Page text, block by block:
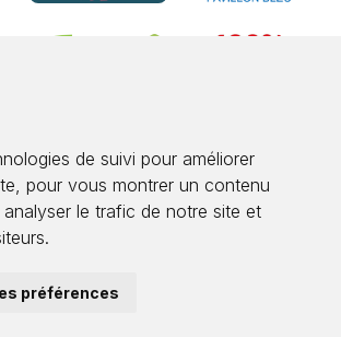
de suivi pour améliorer
pour vous montrer un contenu
le trafic de notre site et
préférences